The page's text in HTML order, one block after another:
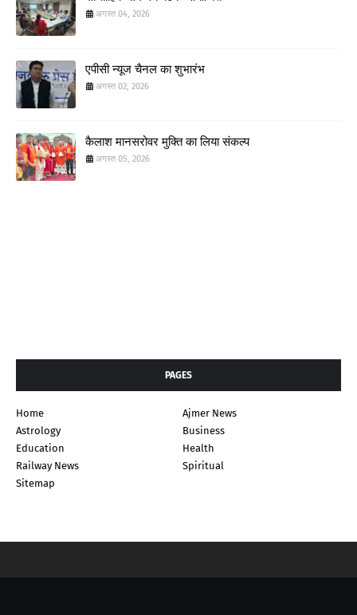
अगस्त 04, 2026
एपीसी न्यूज चैनल का शुभारंभ
अगस्त 02, 2026
कैलाश मानसरोवर मुक्ति का लिया संकल्प
अगस्त 05, 2026
PAGES
Home
Ajmer News
Astrology
Business
Education
Health
Railway News
Spiritual
Sitemap